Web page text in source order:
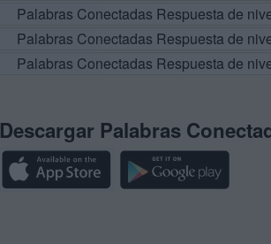
Palabras Conectadas Respuesta de
Palabras Conectadas Respuesta de
Palabras Conectadas Respuesta de
Descargar Palabras